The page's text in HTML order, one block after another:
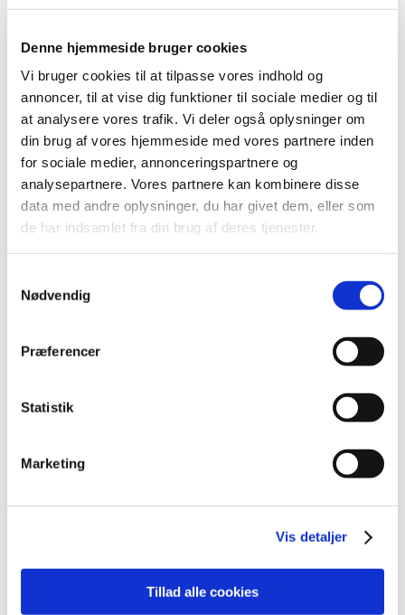
Denne hjemmeside bruger cookies
Vi bruger cookies til at tilpasse vores indhold og
annoncer, til at vise dig funktioner til sociale medier og til
at analysere vores trafik. Vi deler også oplysninger om
din brug af vores hjemmeside med vores partnere inden
for sociale medier, annonceringspartnere og
analysepartnere. Vores partnere kan kombinere disse
data med andre oplysninger, du har givet dem, eller som
de har indsamlet fra din brug af deres tjenester.
Nødvendig
Præferencer
Statistik
Marketing
Vis detaljer
Tillad alle cookies
Medicintilskudsnævnet har revurderet tilskudsstatus for
Noget medicin mod forhøjet blodtryk får
generelt tilskud
|2. juli 2018|
Lægemiddelstyrelsen har besluttet, at medicin, der
indeholder telmisartan, telmisartan+hydrochlorthiazid
Alle (2506)
2026 (84)
2021 (516)
2019 (159)